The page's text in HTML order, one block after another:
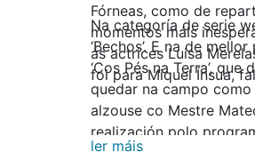
Fórneas, como de
momentos máis
ás actrices Luisa
foi para Miquel Ínsua,
Na categoría de serie
‘Bechos’. E na de
‘Cos Pés na Terra’,
quedar na campo
alzouse co Mestre
realización polo
ler máis